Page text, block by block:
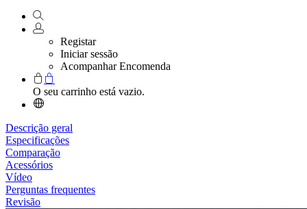
Registar
Iniciar sessão
Acompanhar Encomenda
O seu carrinho está vazio.
Descrição geral
Especificações
Comparação
Acessórios
Vídeo
Perguntas frequentes
Revisão